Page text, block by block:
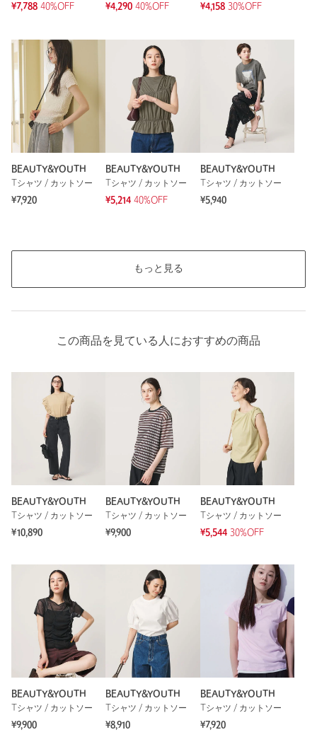
普段の着用サイズ：
M
1人が参考になったと回答
参考になった
※レビューは、個人の主観による感想・体感によるもので、商品の効果や性
能を保証するものではありません。
もっと見る
¥7,788 40%OFF
¥4,290 40%OFF
¥4,158 30%OFF
BEAUTY&YOUTH
Tシャツ / カットソー
¥7,920
BEAUTY&YOUTH
Tシャツ / カットソー
¥5,214 40%OFF
BEAUTY&YOUTH
Tシャツ / カットソー
¥5,940
もっと見る
この商品を見ている人におすすめの商品
BEAUTY&YOUTH
Tシャツ / カットソー
¥10,890
BEAUTY&YOUTH
Tシャツ / カットソー
¥9,900
BEAUTY&YOUTH
Tシャツ / カットソー
¥5,544 30%OFF
BEAUTY&YOUTH
Tシャツ / カットソー
¥9,900
BEAUTY&YOUTH
Tシャツ / カットソー
¥8,910
BEAUTY&YOUTH
Tシャツ / カットソー
¥7,920